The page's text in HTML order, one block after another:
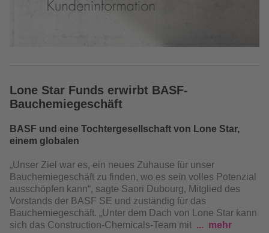
Lone Star Funds erwirbt BASF-
Bauchemiegeschäft
BASF und eine Tochtergesellschaft von Lone Star,
einem globalen
„Unser Ziel war es, ein neues Zuhause für unser
Bauchemiegeschäft zu finden, wo es sein volles Potenzial
ausschöpfen kann“, sagte Saori Dubourg, Mitglied des
Vorstands der BASF SE und zuständig für das
Bauchemiegeschäft. „Unter dem Dach von Lone Star kann
sich das Construction-Chemicals-Team mit
mehr